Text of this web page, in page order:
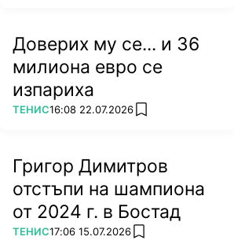
Доверих му се... и 36
милиона евро се
изпариха
ПОВЕЧЕ ОТ
ТЕНИС16:08 22.07.2026 add favorites
Григор Димитров
отстъпи на шампиона
от 2024 г. в Бостад
ПОВЕЧЕ ОТ
ТЕНИС17:06 15.07.2026 add favorites